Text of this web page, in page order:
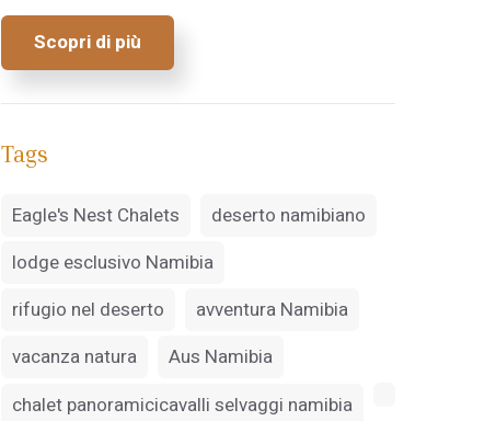
Scopri di più
Tags
Eagle's Nest Chalets
deserto namibiano
lodge esclusivo Namibia
rifugio nel deserto
avventura Namibia
vacanza natura
Aus Namibia
chalet panoramicicavalli selvaggi namibia